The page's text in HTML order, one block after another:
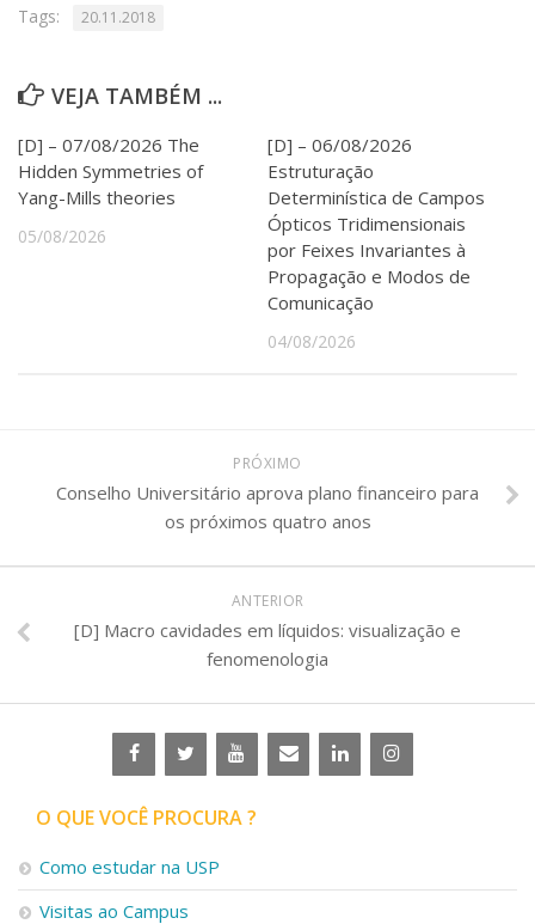
Tags: 20.11.2018
VEJA TAMBÉM ...
[D] – 07/08/2026 The
Hidden Symmetries of
Yang-Mills theories
05/08/2026
[D] – 06/08/2026
Estruturação
Determinística de Campos
Ópticos Tridimensionais
por Feixes Invariantes à
Propagação e Modos de
Comunicação
04/08/2026
PRÓXIMO
Conselho Universitário aprova plano financeiro para
os próximos quatro anos
ANTERIOR
[D] Macro cavidades em líquidos: visualização e
fenomenologia
O QUE VOCÊ PROCURA ?
Como estudar na USP
Visitas ao Campus